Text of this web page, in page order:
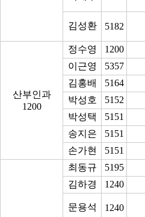
김성환 5182
산부인과
1200
정수영 1200
이근영
5357
김홍배
5164
박성호
5152
박성택
5151
송지은
5151
손가현
5151
최동규 5195
김하경
1240
문용석 1240